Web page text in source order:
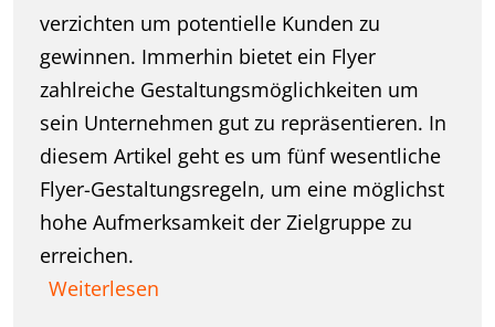
verzichten um potentielle Kunden zu
gewinnen. Immerhin bietet ein Flyer
zahlreiche Gestaltungsmöglichkeiten um
sein Unternehmen gut zu repräsentieren. In
diesem Artikel geht es um fünf wesentliche
Flyer-Gestaltungsregeln, um eine möglichst
hohe Aufmerksamkeit der Zielgruppe zu
erreichen.
Weiterlesen